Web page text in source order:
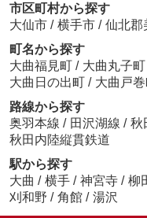
市区町村から探す
大仙市 / 横手市 / 仙北郡
町名から探す
大曲福見町 / 大曲丸子町
大曲日の出町 / 大曲戸
路線から探す
奥羽本線 / 田沢湖線 / 秋
秋田内陸縦貫鉄道
駅から探す
大曲 / 横手 / 神宮寺 / 柳
刈和野 / 角館 / 湯沢